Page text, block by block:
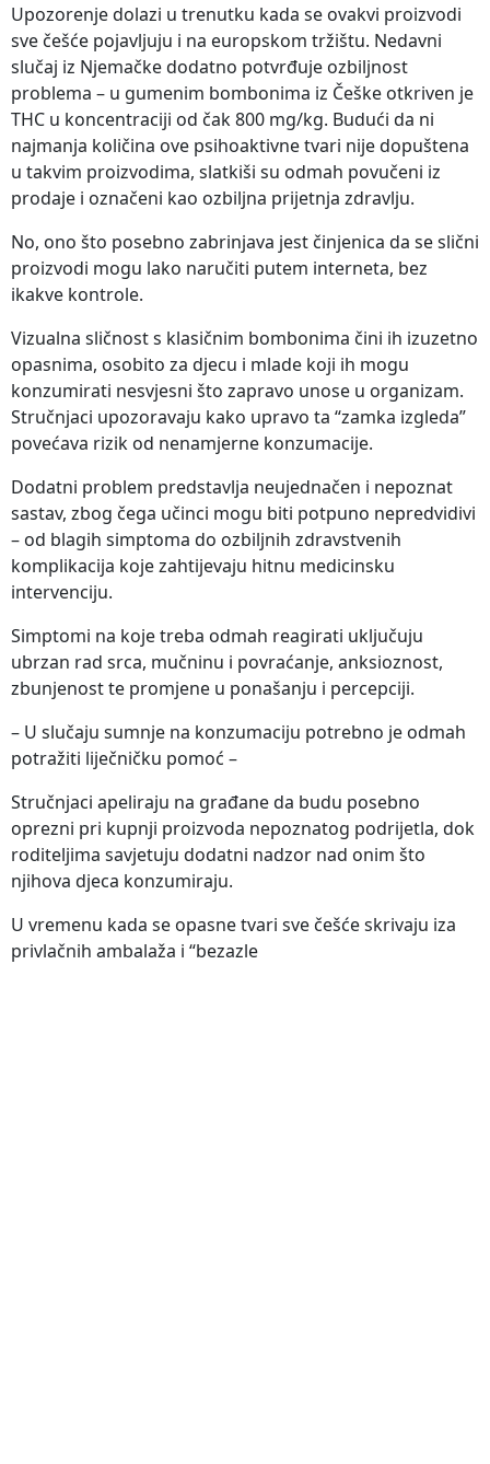
Upozorenje dolazi u trenutku kada se ovakvi proizvodi
sve češće pojavljuju i na europskom tržištu. Nedavni
slučaj iz Njemačke dodatno potvrđuje ozbiljnost
problema – u gumenim bombonima iz Češke otkriven je
THC u koncentraciji od čak 800 mg/kg. Budući da ni
najmanja količina ove psihoaktivne tvari nije dopuštena
u takvim proizvodima, slatkiši su odmah povučeni iz
prodaje i označeni kao ozbiljna prijetnja zdravlju.
No, ono što posebno zabrinjava jest činjenica da se slični
proizvodi mogu lako naručiti putem interneta, bez
ikakve kontrole.
Vizualna sličnost s klasičnim bombonima čini ih izuzetno
opasnima, osobito za djecu i mlade koji ih mogu
konzumirati nesvjesni što zapravo unose u organizam.
Stručnjaci upozoravaju kako upravo ta “zamka izgleda”
povećava rizik od nenamjerne konzumacije.
Dodatni problem predstavlja neujednačen i nepoznat
sastav, zbog čega učinci mogu biti potpuno nepredvidivi
– od blagih simptoma do ozbiljnih zdravstvenih
komplikacija koje zahtijevaju hitnu medicinsku
intervenciju.
Simptomi na koje treba odmah reagirati uključuju
ubrzan rad srca, mučninu i povraćanje, anksioznost,
zbunjenost te promjene u ponašanju i percepciji.
– U slučaju sumnje na konzumaciju potrebno je odmah
potražiti liječničku pomoć –
Stručnjaci apeliraju na građane da budu posebno
oprezni pri kupnji proizvoda nepoznatog podrijetla, dok
roditeljima savjetuju dodatni nadzor nad onim što
njihova djeca konzumiraju.
U vremenu kada se opasne tvari sve češće skrivaju iza
privlačnih ambalaža i “bezazle